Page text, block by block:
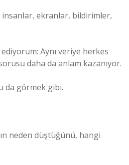
insanlar, ekranlar, bildirimler,
Aynı veriye herkes
daha da anlam kazanıyor.
da görmek gibi.
neden düştüğünü, hangi